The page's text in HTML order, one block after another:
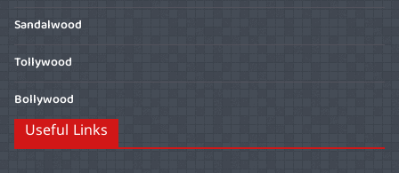
Sandalwood
Tollywood
Bollywood
Useful Links